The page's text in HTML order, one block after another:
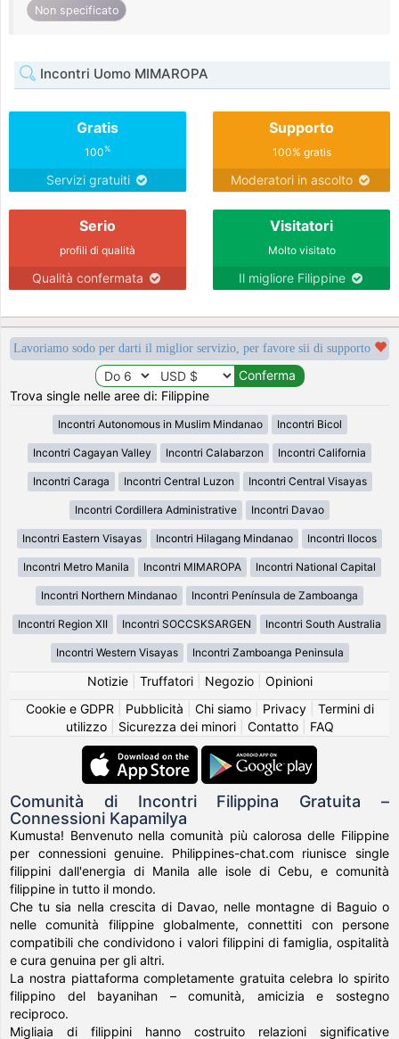
Non specificato
Incontri Uomo MIMAROPA
Gratis
100%
Servizi gratuiti
Supporto
100% gratis
Moderatori in ascolto
Serio
profili di qualità
Qualità confermata
Visitatori
Molto visitato
Il migliore Filippine
Lavoriamo sodo per darti il miglior servizio, per favore sii di supporto
Trova single nelle aree di: Filippine
Incontri Autonomous in Muslim Mindanao Incontri Bicol
Incontri Cagayan Valley Incontri Calabarzon Incontri California
Incontri Caraga Incontri Central Luzon Incontri Central Visayas
Incontri Cordillera Administrative Incontri Davao
Incontri Eastern Visayas Incontri Hilagang Mindanao Incontri Ilocos
Incontri Metro Manila Incontri MIMAROPA Incontri National Capital
Incontri Northern Mindanao Incontri Península de Zamboanga
Incontri Region XII Incontri SOCCSKSARGEN Incontri South Australia
Incontri Western Visayas Incontri Zamboanga Peninsula
Notizie| Truffatori| Negozio| Opinioni
Cookie e GDPR
Pubblicità Chi siamo| Privacy| Termini di
utilizzo| Sicurezza dei minori| Contatto| FAQ
Comunità di Incontri Filippina Gratuita –
Connessioni Kapamilya
Kumusta! Benvenuto nella comunità più calorosa delle Filippine
per connessioni genuine. Philippines-chat.com riunisce single
filippini dall'energia di Manila alle isole di Cebu, e comunità
filippine in tutto il mondo.
Che tu sia nella crescita di Davao, nelle montagne di Baguio o
nelle comunità filippine globalmente, connettiti con persone
compatibili che condividono i valori filippini di famiglia, ospitalità
e cura genuina per gli altri.
La nostra piattaforma completamente gratuita celebra lo spirito
filippino del bayanihan – comunità, amicizia e sostegno
reciproco.
Migliaia di filippini hanno costruito relazioni significative